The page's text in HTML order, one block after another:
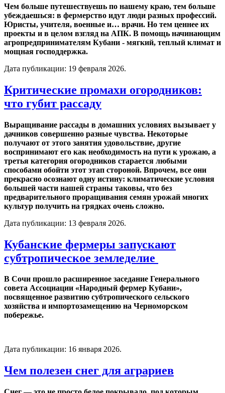
Чем больше путешествуешь по нашему краю, тем больше
убеждаешься: в фермерство идут люди разных профессий.
Юристы, учителя, военные и… врачи. Но тем ценнее их
проекты и в целом взгляд на АПК. В помощь начинающим
агропредпринимателям Кубани - мягкий, теплый климат и
мощная господдержка.
Дата публикации: 19 февраля 2026.
Критические промахи огородников:
что губит рассаду
Выращивание рассады в домашних условиях вызывает у
дачников совершенно разные чувства. Некоторые
получают от этого занятия удовольствие, другие
воспринимают его как необходимость на пути к урожаю, а
третья категория огородников старается любыми
способами обойти этот этап стороной. Впрочем, все они
прекрасно осознают одну истину: климатические условия
большей части нашей страны таковы, что без
предварительного проращивания семян урожай многих
культур получить на грядках очень сложно.
Дата публикации: 13 февраля 2026.
Кубанские фермеры запускают
субтропическое земледелие
В Сочи прошло расширенное заседание Генерального
совета Ассоциации «Народный фермер Кубани»,
посвященное развитию субтропического сельского
хозяйства и импортозамещению на Черноморском
побережье.
Дата публикации: 16 января 2026.
Чем полезен снег для аграриев